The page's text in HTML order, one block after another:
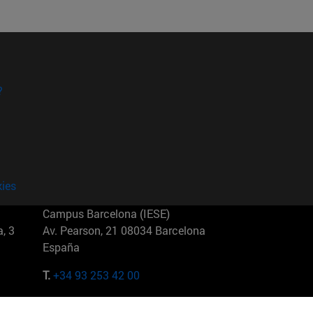
3
Campus Barcelona (IESE)
Av. Pearson, 21 08034 Barcelona
España
T.+34 93 253 42 00